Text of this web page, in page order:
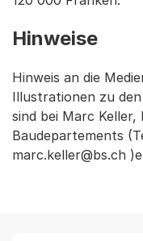
Hinweise
Hinweis an die
Illustrationen zu
sind bei Marc
Baudepartements
marc.keller@bs.ch